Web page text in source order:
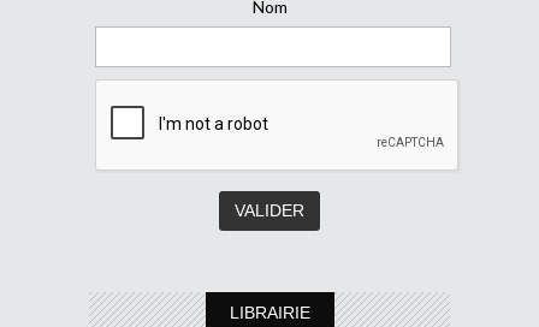
Nom
LIBRAIRIE